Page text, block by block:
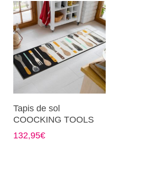
Choix Des Options
produit
a
plusieurs
Tapis de sol
COOCKING TOOLS
132,95€